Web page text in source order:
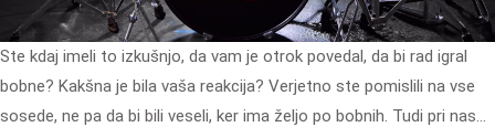
Ste kdaj imeli to izkušnjo, da vam je otrok povedal, da bi rad igral
bobne? Kakšna je bila vaša reakcija? Verjetno ste pomislili na vse
sosede, ne pa da bi bili veseli, ker ima željo po bobnih. Tudi pri nas…